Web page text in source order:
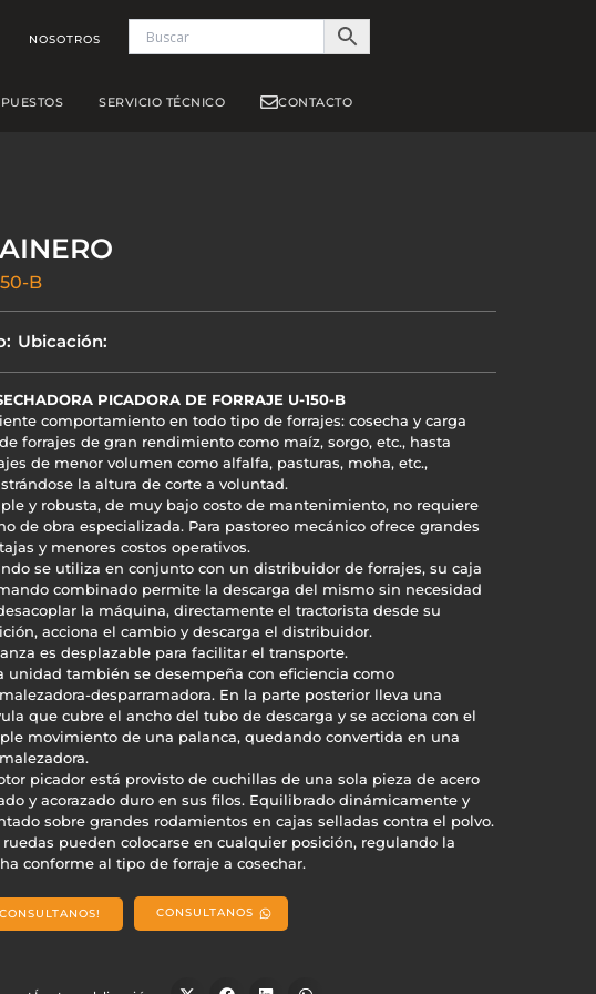
NOSOTROS
SERVICIO TÉCNICO CONTACTO
B
Ubicación:
PICADORA DE FORRAJE U-150-B
comportamiento en todo tipo de forrajes: cosecha y carga
forrajes de gran rendimiento como maíz, sorgo, etc., hasta
de menor volumen como alfalfa, pasturas, moha, etc.,
la altura de corte a voluntad.
y robusta, de muy bajo costo de mantenimiento, no requiere
de obra especializada. Para pastoreo mecánico ofrece grandes
y menores costos operativos.
se utiliza en conjunto con un distribuidor de forrajes, su caja
combinado permite la descarga del mismo sin necesidad
la máquina, directamente el tractorista desde su
acciona el cambio y descarga el distribuidor.
es desplazable para facilitar el transporte.
unidad también se desempeña con eficiencia como
desparramadora. En la parte posterior lleva una
que cubre el ancho del tubo de descarga y se acciona con el
movimiento de una palanca, quedando convertida en una
picador está provisto de cuchillas de una sola pieza de acero
y acorazado duro en sus filos. Equilibrado dinámicamente y
sobre grandes rodamientos en cajas selladas contra el polvo.
ruedas pueden colocarse en cualquier posición, regulando la
conforme al tipo de forraje a cosechar.
CONSULTANOS